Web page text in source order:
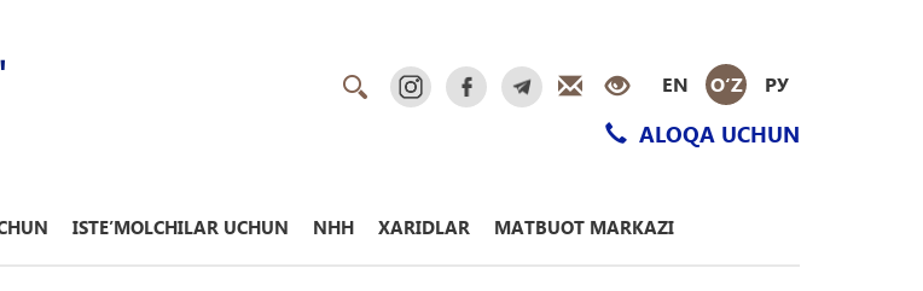
EN O‘Z РУ
ALOQA UCHUN
ISTE’MOLCHILAR UCHUN NHH XARIDLAR MATBUOT MARKAZI